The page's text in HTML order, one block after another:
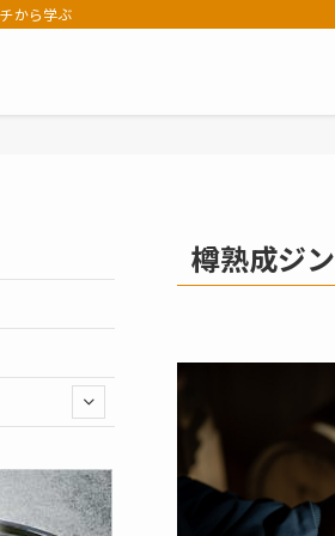
から学ぶ
樽熟成ジン